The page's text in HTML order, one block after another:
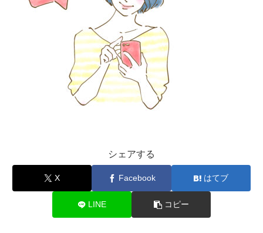
シェアする
X Facebook はてブ
LINE コピー